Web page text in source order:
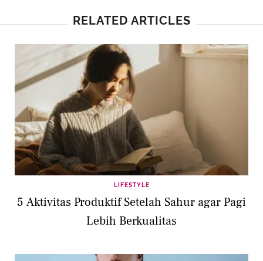
RELATED ARTICLES
LIFESTYLE
5 Aktivitas Produktif Setelah Sahur agar Pagi
Lebih Berkualitas